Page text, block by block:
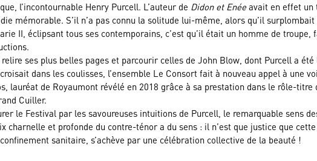
l’incontournable Henry Purcell. L’auteur de Didon et Enée avait en effet
mémorable. S’il n’a pas connu la solitude lui-même, alors qu’il
II, éclipsant tous ses contemporains, c’est qu’il était un homme de
ses plus belles pages et parcourir celles de John Blow, dont Purcell a été
dans les coulisses, l’ensemble Le Consort fait à nouveau appel à une
lauréat de Royaumont révélé en 2018 grâce à sa prestation dans le rôle-titre
Cuiller.
le Festival par les savoureuses intuitions de Purcell, le remarquable sens
charnelle et profonde du contre-ténor a du sens : il n’est que justice que
confinement sanitaire, s’achève par une célébration collective de la beauté !